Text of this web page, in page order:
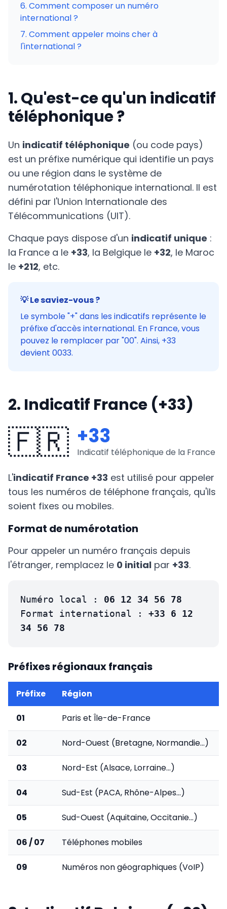
Open Source Solutions Installation
Virtualisation & Datacenter Services
Application Development
EN
Create Your Account in 2 min
6. Comment composer un numéro
international ?
7. Comment appeler moins cher à
l'international ?
1. Qu'est-ce qu'un indicatif
téléphonique ?
Un indicatif téléphonique (ou code pays)
est un préfixe numérique qui identifie un pays
ou une région dans le système de
numérotation téléphonique international. Il est
défini par l'Union Internationale des
Télécommunications (UIT).
Chaque pays dispose d'un indicatif unique :
la France a le +33, la Belgique le +32, le Maroc
le +212, etc.
💡 Le saviez-vous ?
Le symbole "+" dans les indicatifs représente le
préfixe d'accès international. En France, vous
pouvez le remplacer par "00". Ainsi, +33
devient 0033.
2. Indicatif France (+33)
🇫🇷 +33
Indicatif téléphonique de la France
L'indicatif France +33 est utilisé pour appeler
tous les numéros de téléphone français, qu'ils
soient fixes ou mobiles.
Format de numérotation
Pour appeler un numéro français depuis
l'étranger, remplacez le 0 initial par +33.
Numéro local : 06 12 34 56 78
Format international : +33 6 12
34 56 78
Préfixes régionaux français
Préfixe Région
01 Paris et Île-de-France
02 Nord-Ouest (Bretagne, Normandie...)
03 Nord-Est (Alsace, Lorraine...)
04 Sud-Est (PACA, Rhône-Alpes...)
05 Sud-Ouest (Aquitaine, Occitanie...)
06 / 07 Téléphones mobiles
09 Numéros non géographiques (VoIP)